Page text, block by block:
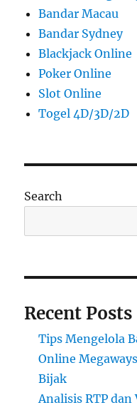
Bandar Macau
Bandar Sydney
Blackjack Online
Poker Online
Slot Online
Togel 4D/3D/2D
Search
Recent Posts
Tips Mengelola
Online
Bijak
Analisis RTP